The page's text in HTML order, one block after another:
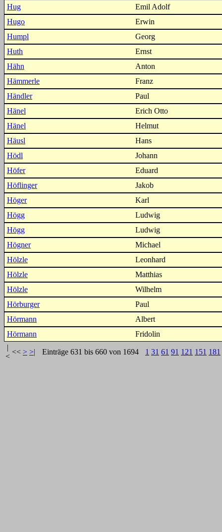
Hug
Emil Adolf
Hugo
Erwin
Humpl
Georg
Huth
Ernst
Hähn
Anton
Hämmerle
Franz
Händler
Paul
Hänel
Erich Otto
Hänel
Helmut
Häusl
Hans
Hödl
Johann
Höfer
Eduard
Höflinger
Jakob
Höger
Karl
Högg
Ludwig
Högg
Ludwig
Högner
Michael
Hölzle
Leonhard
Hölzle
Matthias
Hölzle
Wilhelm
Hörburger
Paul
Hörmann
Albert
Hörmann
Fridolin
|
<
<< > >| Einträge 631 bis 660 von 1694 1 31 61 91 121 151 181